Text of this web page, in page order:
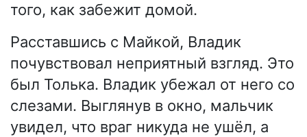
того, как забежит домой.
Расставшись с Майкой, Владик
почувствовал неприятный взгляд. Это
был Толька. Владик убежал от него со
слезами. Выглянув в окно, мальчик
увидел, что враг никуда не ушёл, а